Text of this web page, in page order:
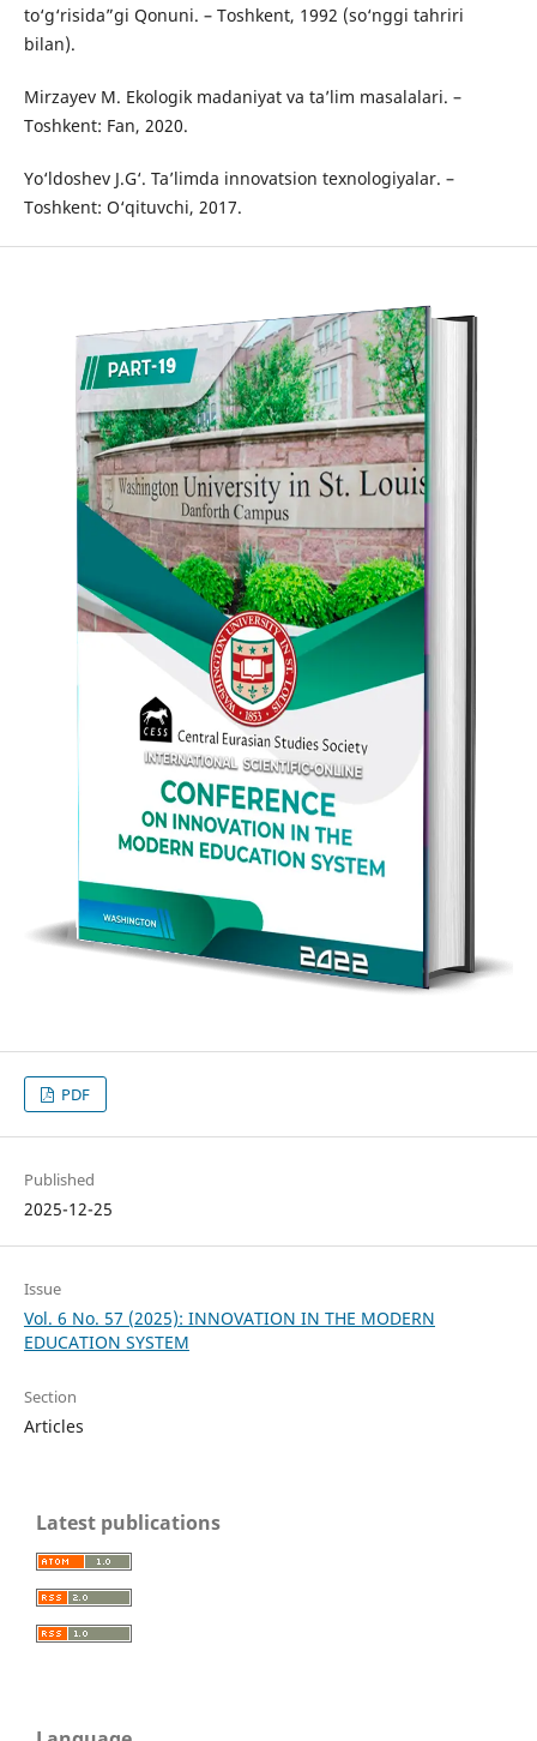
to‘g‘risida”gi Qonuni. – Toshkent, 1992 (so‘nggi tahriri
bilan).
Mirzayev M. Ekologik madaniyat va ta’lim masalalari. –
Toshkent: Fan, 2020.
Yo‘ldoshev J.G‘. Ta’limda innovatsion texnologiyalar. –
Toshkent: O‘qituvchi, 2017.
PDF
Published
2025-12-25
Issue
Vol. 6 No. 57 (2025): INNOVATION IN THE MODERN
EDUCATION SYSTEM
Section
Articles
Latest publications